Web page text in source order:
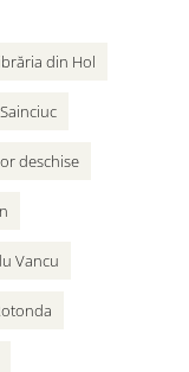
din Hol
deschise
Vancu